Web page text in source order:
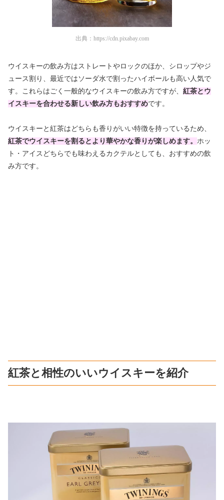
出典： https://cdn.pixabay.com
ウイスキーの飲み方はストレートやロックのほか、シロップやジ
ュース割り、最近ではソーダ水で割ったハイボールも高い人気で
す。これらはごく一般的なウイスキーの飲み方ですが、 紅茶とウ
イスキーを合わせる新しい飲み方もおすすめです。
ウイスキーと紅茶はどちらも香りがいい特徴を持っているため、
紅茶でウイスキーを割るとより華やかな香りが楽しめます。 ホッ
ト・アイスどちらでも味わえるカクテルとしても、おすすめの飲
み方です。
紅茶と相性のいいウイスキーを紹介